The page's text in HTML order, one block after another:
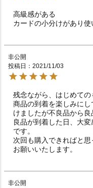
高級感がある
カードの小分けがあり使
非公開
投稿日
2021/11/03
残念ながら、はじめての
商品の到着を楽しみに
けましたが不良品から良
良品が到着した日、大
です。
次回も購入できればと
非公開